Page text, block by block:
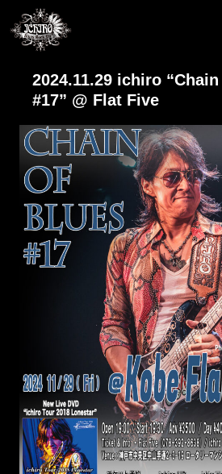
2024.11.29 ichiro
#17” @ Flat Five